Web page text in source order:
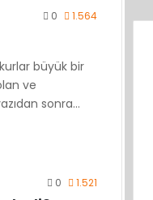
0 1.564
büyük bir
ve
sonra…
0 1.521